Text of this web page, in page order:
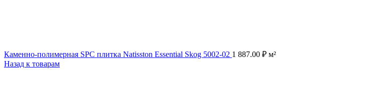
Каменно-полимерная SPC плитка Natisston Essential Skog 5002-02 1 887.00 ₽ м²
Назад к товарам